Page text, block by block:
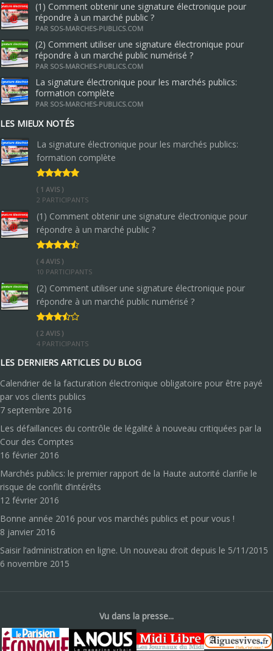
(1) Comment obtenir une signature électronique pour
répondre à un marché public ?
PAR SOS-MARCHES-PUBLICS.COM
(2) Comment utiliser une signature électronique pour
répondre à un marché public numérisé ?
PAR SOS-MARCHES-PUBLICS.COM
La signature électronique pour les marchés publics:
formation complète
PAR SOS-MARCHES-PUBLICS.COM
LES MIEUX NOTÉS
La signature électronique pour les marchés publics:
formation complète
( 1 AVIS )
2 PARTICIPANTS
(1) Comment obtenir une signature électronique pour
répondre à un marché public ?
( 4 AVIS )
10 PARTICIPANTS
(2) Comment utiliser une signature électronique pour
répondre à un marché public numérisé ?
( 2 AVIS )
4 PARTICIPANTS
LES DERNIERS ARTICLES DU BLOG
Calendrier de la facturation électronique obligatoire pour être payé
par vos clients publics
7 septembre 2016
Les défaillances du contrôle de légalité à nouveau critiquées par la
Cour des Comptes
16 février 2016
Marchés publics: le premier rapport de la Haute autorité clarifie le
risque de conflit d’intérêts
12 février 2016
Bonne année 2016 pour vos marchés publics et pour vous !
8 janvier 2016
Saisir l’administration en ligne. Un nouveau droit depuis le 5/11/2015
6 novembre 2015
Vu dans la presse...